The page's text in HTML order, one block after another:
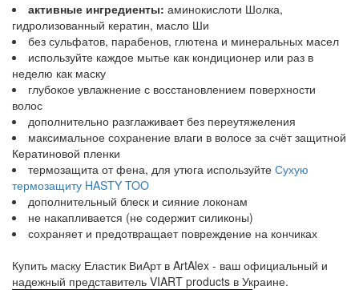
активные ингредиенты: аминокислоти Шолка,
гидролизованный кератин, масло Ши
без сульфатов, парабенов, глютена и минеральных масел
используйте каждое мытье как кондиционер или раз в
неделю как маску
глубокое увлажнение с восстановлением поверхности
волос
дополнительно разглаживает без переутяжеления
максимальное сохранение влаги в волосе за счёт защитной
Кератиновой пленки
термозащита от фена, для утюга используйте Сухую
термозащиту HASTY TOO
дополнительный блеск и сияние локонам
не накапливается (не содержит силиконы)
сохраняет и предотвращает повреждение на кончиках
Купить маску Еластик ВиАрт в ArtAlex - ваш официальный и
надежный представитель VIART products в Украине.